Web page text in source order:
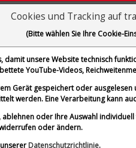
O.N.
ALLIANZ SE NA O.N.,
Vergleich
Cookies und Tracking auf
(Bitte wählen Sie Ihre Cookie-
damit unsere Website technisch
YouTube-Videos,
Gerät gespeichert oder
werden. Eine Verarbeitung kann
oder Ihre Auswahl
oder ändern.
Datenschutzrichtlinie.